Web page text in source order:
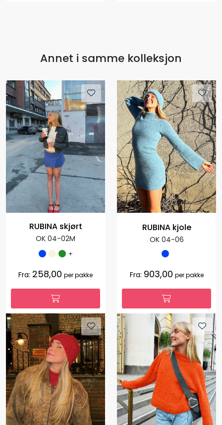
Annet i samme kolleksjon
RUBINA skjørt
OK 04-02M
+
Fra: 258,00 per pakke
RUBINA kjole
OK 04-06
Fra: 903,00 per pakke